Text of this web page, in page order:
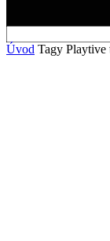
Úvod Tagy Playtive